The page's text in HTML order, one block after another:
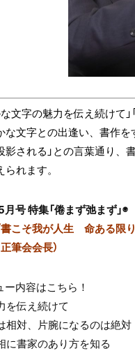
文字の魅力を伝え続けて
な文字との出逢い、書作
される」との言葉通り
れます。
号 特集「倦まず弛まず」◉
書こそ我が人生 命ある限
筆会会長）
内容はこちら！
伝え続けて
対、片腕になるのは絶対
書家のあり方を知る